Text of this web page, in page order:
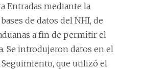
Entradas mediante la
de datos del NHI, de
a fin de permitir el
Se introdujeron datos en el
que utilizó el